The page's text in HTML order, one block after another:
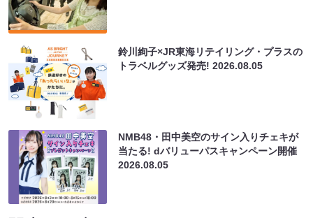
鈴川絢子×JR東海リテイリング・プラスの
トラベルグッズ発売!2026.08.05
NMB48・田中美空のサイン入りチェキが
当たる! dバリューパスキャンペーン開催
2026.08.05